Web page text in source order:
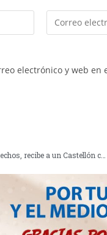
electrónico y web
El Ceuta, con los deberes hechos, recibe a un Castellón con ganas de ascenso